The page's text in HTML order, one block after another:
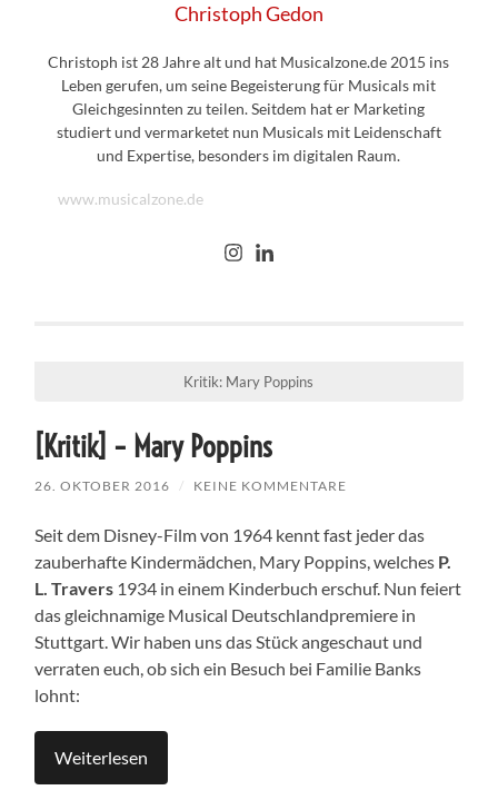
Christoph Gedon
Christoph ist 28 Jahre alt und hat Musicalzone.de 2015 ins
Leben gerufen, um seine Begeisterung für Musicals mit
Gleichgesinnten zu teilen. Seitdem hat er Marketing
studiert und vermarketet nun Musicals mit Leidenschaft
und Expertise, besonders im digitalen Raum.
www.musicalzone.de
Kritik: Mary Poppins
[Kritik] – Mary Poppins
26. OKTOBER 2016 / KEINE KOMMENTARE
Seit dem Disney-Film von 1964 kennt fast jeder das
zauberhafte Kindermädchen, Mary Poppins, welches P.
L. Travers 1934 in einem Kinderbuch erschuf. Nun feiert
das gleichnamige Musical Deutschlandpremiere in
Stuttgart. Wir haben uns das Stück angeschaut und
verraten euch, ob sich ein Besuch bei Familie Banks
lohnt:
Weiterlesen